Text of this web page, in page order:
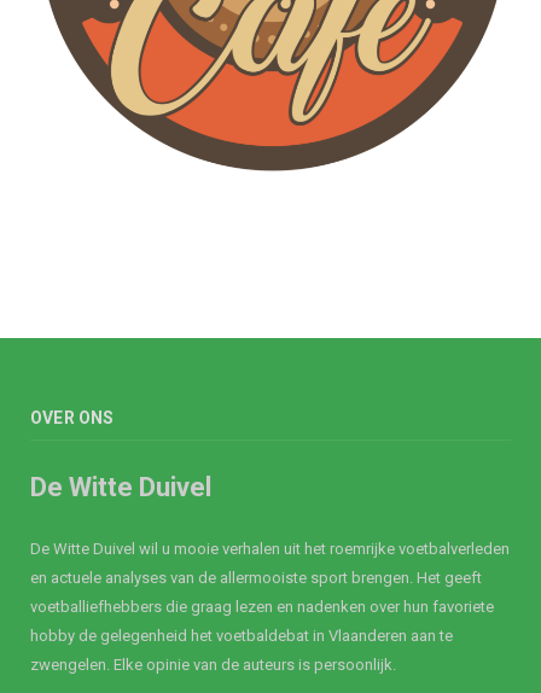
OVER ONS
De Witte Duivel
De Witte Duivel wil u mooie verhalen uit het roemrijke voetbalverleden
en actuele analyses van de allermooiste sport brengen. Het geeft
voetballiefhebbers die graag lezen en nadenken over hun favoriete
hobby de gelegenheid het voetbaldebat in Vlaanderen aan te
zwengelen. Elke opinie van de auteurs is persoonlijk.